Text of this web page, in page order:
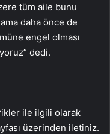
tüm aile bunu
daha önce de
engel olması
dedi.
ile ilgili olarak
üzerinden iletiniz.